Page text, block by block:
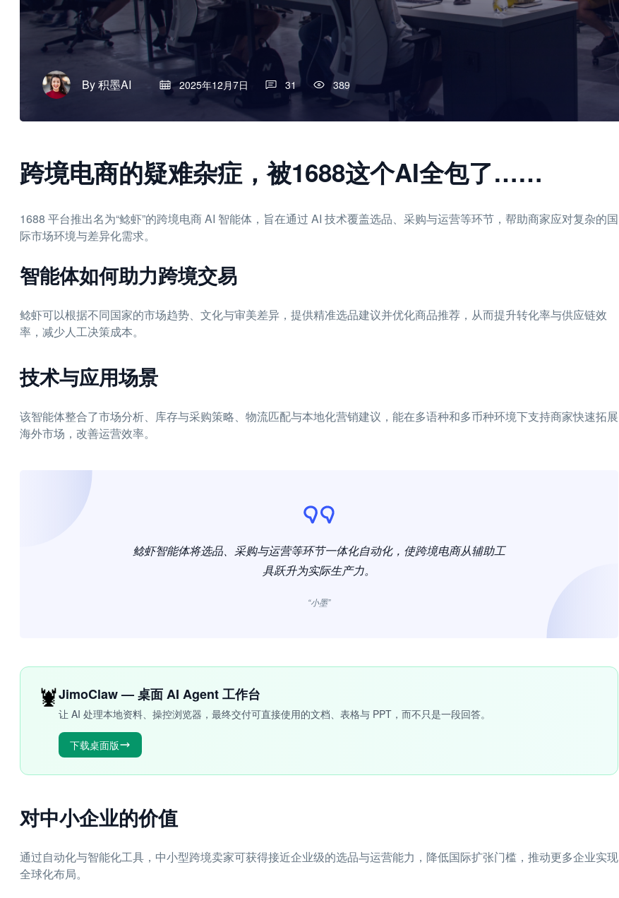
By积墨AI 2025年12月7日 31 389
跨境电商的疑难杂症，被1688这个AI全包了……
1688 平台推出名为“鲶虾”的跨境电商 AI 智能体，旨在通过 AI 技术覆盖选品、采购与运营等环节，帮助商家应对复杂的国
际市场环境与差异化需求。
智能体如何助力跨境交易
鲶虾可以根据不同国家的市场趋势、文化与审美差异，提供精准选品建议并优化商品推荐，从而提升转化率与供应链效
率，减少人工决策成本。
技术与应用场景
该智能体整合了市场分析、库存与采购策略、物流匹配与本地化营销建议，能在多语种和多币种环境下支持商家快速拓展
海外市场，改善运营效率。
鲶虾智能体将选品、采购与运营等环节一体化自动化，使跨境电商从辅助工
具跃升为实际生产力。
“小墨”
🦞JimoClaw — 桌面 AI Agent 工作台
让 AI 处理本地资料、操控浏览器，最终交付可直接使用的文档、表格与 PPT，而不只是一段回答。
下载桌面版
对中小企业的价值
通过自动化与智能化工具，中小型跨境卖家可获得接近企业级的选品与运营能力，降低国际扩张门槛，推动更多企业实现
全球化布局。